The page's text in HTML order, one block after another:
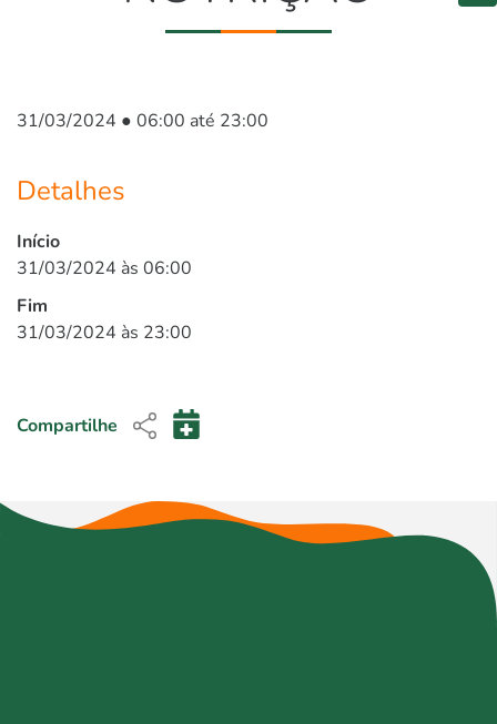
31/03/2024 ● 06:00 até 23:00
Detalhes
Início
31/03/2024 às 06:00
Fim
31/03/2024 às 23:00
Compartilhe